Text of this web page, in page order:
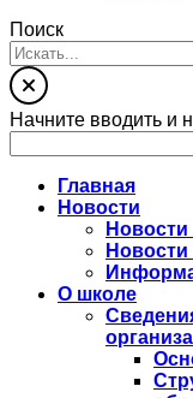
Поиск
Начните вводить и
Главная
Новости
О школе